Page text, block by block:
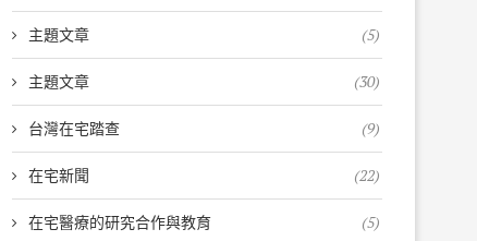
主題文章 (5)
主題文章 (30)
台灣在宅踏查 (9)
在宅新聞 (22)
在宅醫療的研究合作與教育 (5)